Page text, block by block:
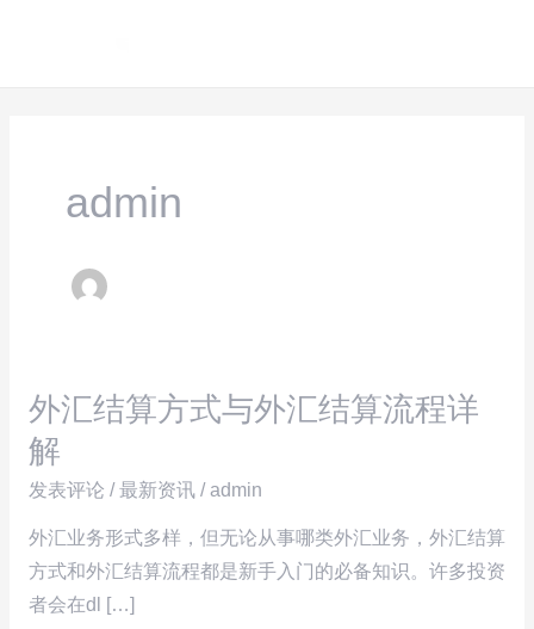
admin
外汇结算方式与外汇结算流程详
解
发表评论 /最新资讯/admin
外汇业务形式多样，但无论从事哪类外汇业务，外汇结算
方式和外汇结算流程都是新手入门的必备知识。许多投资
者会在dl […]
外
汇
结
算
方
式
与